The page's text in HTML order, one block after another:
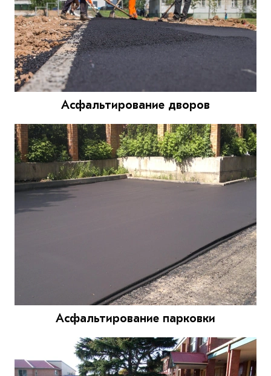
Асфальтирование дворов
Асфальтирование парковки